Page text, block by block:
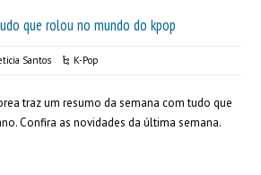
que rolou no mundo do kpop
Santos K-Pop
traz um resumo da semana com tudo que
Confira as novidades da última semana.